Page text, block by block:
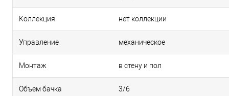
Коллекция нет коллекции
Управление механическое
Монтаж в стену и пол
Объем бачка 3/6